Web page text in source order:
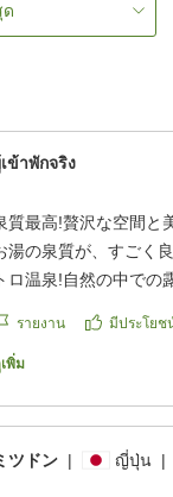
ด
ข้าพักจริง
質最高!贅沢な空間と
湯の泉質が、すごく
ロ温泉!自然の中での
沢なひとときでした。
高に良かったです。
旅行の中で1位にな
以上でした。
รายงาน มีประโยช
พิ่ม
ツドン | ญี่ปุ่น |